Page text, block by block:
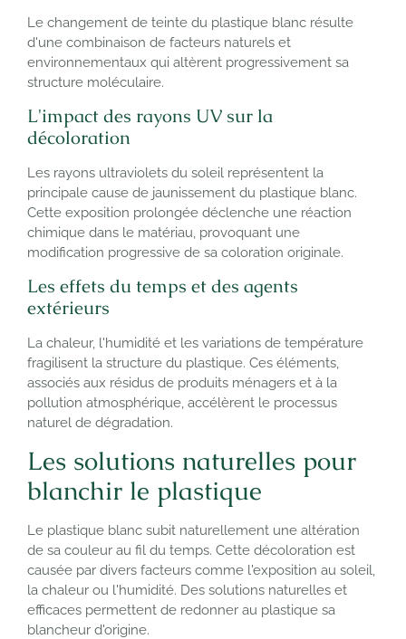
Le changement de teinte du plastique blanc résulte
d'une combinaison de facteurs naturels et
environnementaux qui altèrent progressivement sa
structure moléculaire.
L'impact des rayons UV sur la
décoloration
Les rayons ultraviolets du soleil représentent la
principale cause de jaunissement du plastique blanc.
Cette exposition prolongée déclenche une réaction
chimique dans le matériau, provoquant une
modification progressive de sa coloration originale.
Les effets du temps et des agents
extérieurs
La chaleur, l'humidité et les variations de température
fragilisent la structure du plastique. Ces éléments,
associés aux résidus de produits ménagers et à la
pollution atmosphérique, accélèrent le processus
naturel de dégradation.
Les solutions naturelles pour
blanchir le plastique
Le plastique blanc subit naturellement une altération
de sa couleur au fil du temps. Cette décoloration est
causée par divers facteurs comme l'exposition au soleil,
la chaleur ou l'humidité. Des solutions naturelles et
efficaces permettent de redonner au plastique sa
blancheur d'origine.